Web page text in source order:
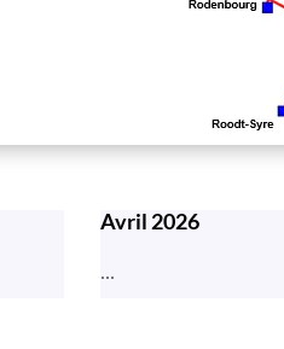
Avril 2026
...